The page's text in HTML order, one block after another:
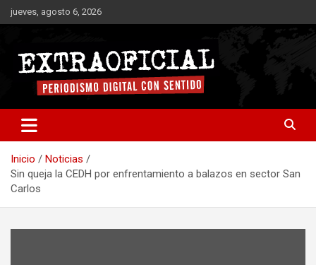
Saltar
al
jueves, agosto 6, 2026
Extraoficial
Inicio
Noticias
Sin queja la CEDH por enfrentamiento a balazos en sector San
Carlos